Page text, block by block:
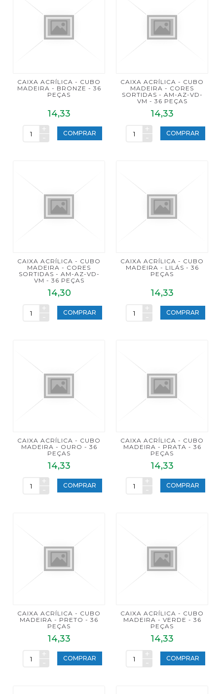
CAIXA ACRÍLICA - CUBO
MADEIRA - BRONZE - 36
PEÇAS
14,33
+
-
COMPRAR
CAIXA ACRÍLICA - CUBO
MADEIRA - CORES
SORTIDAS - AM-AZ-VD-
VM - 36 PEÇAS
14,33
+
-
COMPRAR
CAIXA ACRÍLICA - CUBO
MADEIRA - CORES
SORTIDAS - AM-AZ-VD-
VM - 36 PEÇAS
14,30
+
-
COMPRAR
CAIXA ACRÍLICA - CUBO
MADEIRA - LILÁS - 36
PEÇAS
14,33
+
-
COMPRAR
CAIXA ACRÍLICA - CUBO
MADEIRA - OURO - 36
PEÇAS
14,33
+
-
COMPRAR
CAIXA ACRÍLICA - CUBO
MADEIRA - PRATA - 36
PEÇAS
14,33
+
-
COMPRAR
CAIXA ACRÍLICA - CUBO
MADEIRA - PRETO - 36
PEÇAS
14,33
+
-
COMPRAR
CAIXA ACRÍLICA - CUBO
MADEIRA - VERDE - 36
PEÇAS
14,33
+
-
COMPRAR